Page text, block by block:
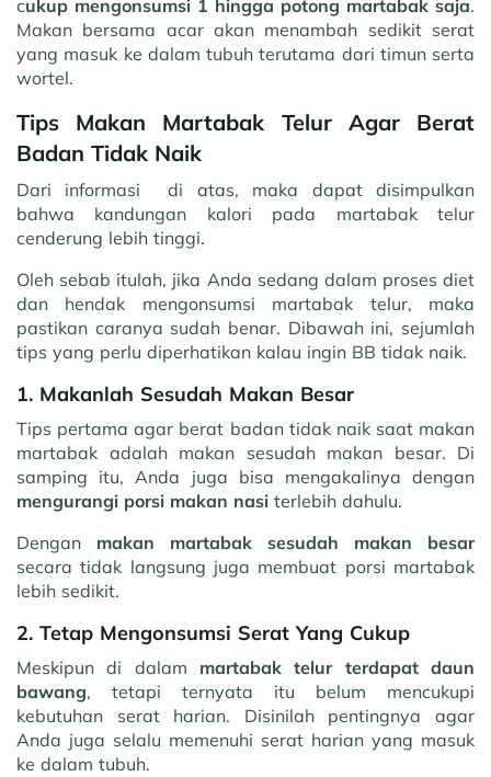
cukup mengonsumsi 1 hingga potong martabak saja.
Makan bersama acar akan menambah sedikit serat
yang masuk ke dalam tubuh terutama dari timun serta
wortel.
Tips Makan Martabak Telur Agar Berat
Badan Tidak Naik
Dari informasi di atas, maka dapat disimpulkan
bahwa kandungan kalori pada martabak telur
cenderung lebih tinggi.
Oleh sebab itulah, jika Anda sedang dalam proses diet
dan hendak mengonsumsi martabak telur, maka
pastikan caranya sudah benar. Dibawah ini, sejumlah
tips yang perlu diperhatikan kalau ingin BB tidak naik.
1. Makanlah Sesudah Makan Besar
Tips pertama agar berat badan tidak naik saat makan
martabak adalah makan sesudah makan besar. Di
samping itu, Anda juga bisa mengakalinya dengan
mengurangi porsi makan nasi terlebih dahulu.
Dengan makan martabak sesudah makan besar
secara tidak langsung juga membuat porsi martabak
lebih sedikit.
2. Tetap Mengonsumsi Serat Yang Cukup
Meskipun di dalam martabak telur terdapat daun
bawang, tetapi ternyata itu belum mencukupi
kebutuhan serat harian. Disinilah pentingnya agar
Anda juga selalu memenuhi serat harian yang masuk
ke dalam tubuh.